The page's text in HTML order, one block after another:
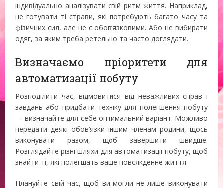
індивідуально аналізувати свій ритм життя. Наприклад,
не готувати ті страви, які потребують багато часу та
фізичних сил, але не є обов‘язковими. Або не вибирати
одяг, за яким треба ретельно та часто доглядати.
Визначаємо пріоритети для
автоматизації побуту
Розподілити час, відмовитися від неважливих справ і
завдань або придбати техніку для полегшення побуту
— визначайте для себе оптимальний варіант. Можливо
передати деякі обов‘язки іншим членам родини, щось
виконувати разом, щоб завершити швидше.
Розглядайте різні шляхи для автоматизації побуту, щоб
знайти ті, які полегшать ваше повсякденне життя.
Плануйте свій час, щоб ви могли не лише виконувати